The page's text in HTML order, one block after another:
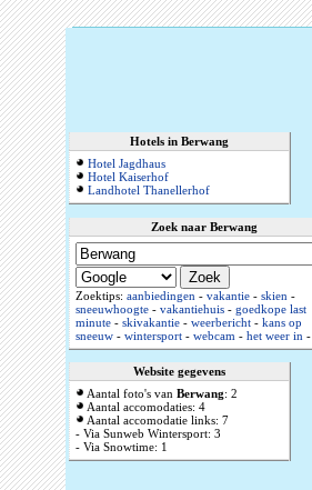
Hotels in Berwang
Hotel Jagdhaus
Hotel Kaiserhof
Landhotel Thanellerhof
Zoek naar Berwang
Zoektips: aanbiedingen- vakantie- skien-
sneeuwhoogte- vakantiehuis- goedkope last
minute- skivakantie- weerbericht- kans op
sneeuw- wintersport- webcam- het weer in-
Website gegevens
Aantal foto's van Berwang: 2
Aantal accomodaties: 4
Aantal accomodatie links: 7
- Via Sunweb Wintersport: 3
- Via Snowtime: 1